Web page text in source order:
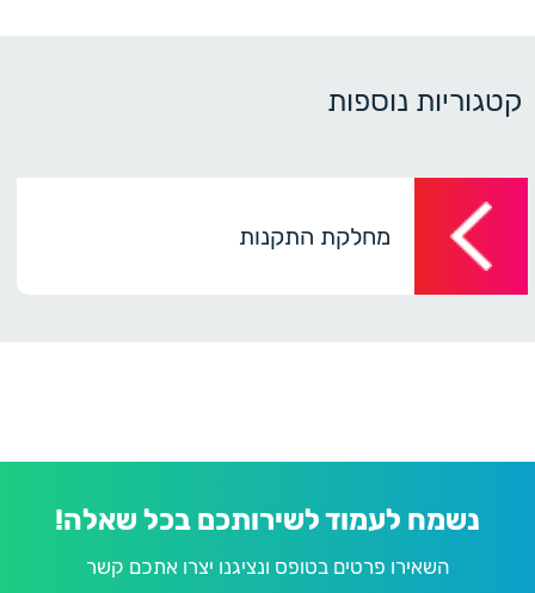
קטגוריות נוספות
שמשוניות
נשמח לעמוד לשירותכם בכל שאלה!
השאירו פרטים בטופס ונציגנו יצרו אתכם קשר